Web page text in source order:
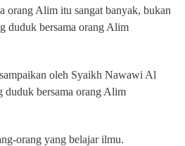
orang Alim itu sangat banyak, bukan
duduk bersama orang Alim
oleh Syaikh Nawawi Al
duduk bersama orang Alim
orang yang belajar ilmu.